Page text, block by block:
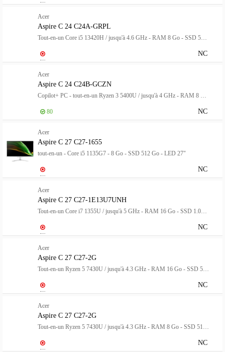
Acer
Aspire C 24 C24A-GRPL
NC
Acer
Aspire C 24 C24B-GCZN
NC
80
Acer
Aspire C 27 C27-1655
tout-en-un - Core i5 1135G7 - 8 Go - SSD 512 Go - LED 27"
NC
Acer
Aspire C 27 C27-1E13U7UNH
NC
Acer
Aspire C 27 C27-2G
NC
Acer
Aspire C 27 C27-2G
NC